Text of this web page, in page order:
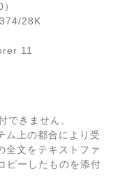
28K
11
できません。
上の都合により受
全文をテキストファ
ピーしたものを添付